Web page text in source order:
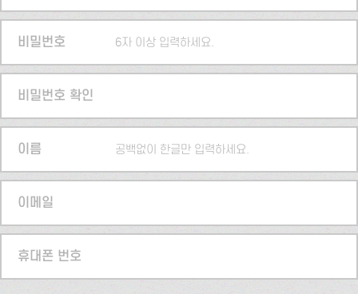
비밀번호 6자 이상 입력하세요.
비밀번호 확인
이름 공백없이 한글만 입력하세요.
이메일
휴대폰 번호